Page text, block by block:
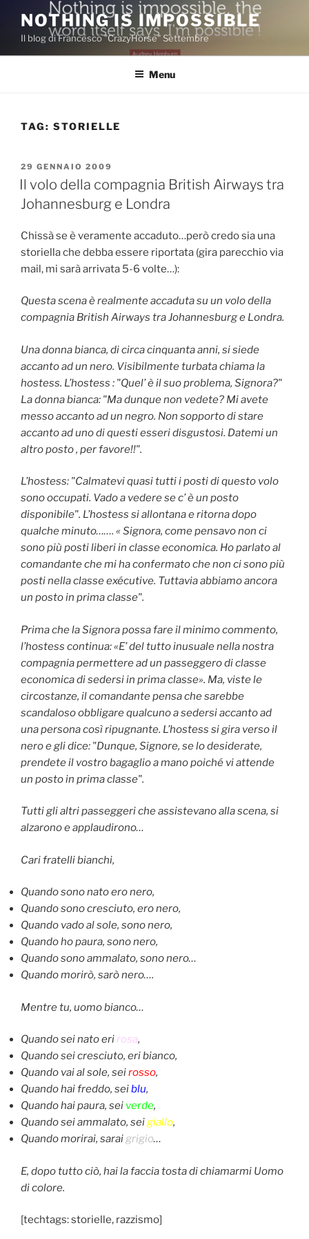
contenuto
NOTHING IS IMPOSSIBLE
Il blog di Francesco "CrazyHorse" Settembre
Menu
TAG: STORIELLE
PUBBLICATO
IL
29 GENNAIO 2009
Il volo della compagnia British Airways tra
Johannesburg e Londra
Chissà se è veramente accaduto…però credo sia una
storiella che debba essere riportata (gira parecchio via
mail, mi sarà arrivata 5-6 volte…):
Questa scena è realmente accaduta su un volo della
compagnia British Airways tra Johannesburg e Londra.
Una donna bianca, di circa cinquanta anni, si siede
accanto ad un nero. Visibilmente turbata chiama la
hostess. L’hostess : "Quel’ è il suo problema, Signora?"
La donna bianca: "Ma dunque non vedete? Mi avete
messo accanto ad un negro. Non sopporto di stare
accanto ad uno di questi esseri disgustosi. Datemi un
altro posto , per favore!!".
L’hostess: "Calmatevi quasi tutti i posti di questo volo
sono occupati. Vado a vedere se c’ è un posto
disponibile". L’hostess si allontana e ritorna dopo
qualche minuto……. « Signora, come pensavo non ci
sono più posti liberi in classe economica. Ho parlato al
comandante che mi ha confermato che non ci sono più
posti nella classe exécutive. Tuttavia abbiamo ancora
un posto in prima classe".
Prima che la Signora possa fare il minimo commento,
l’hostess continua: «E’ del tutto inusuale nella nostra
compagnia permettere ad un passeggero di classe
economica di sedersi in prima classe». Ma, viste le
circostanze, il comandante pensa che sarebbe
scandaloso obbligare qualcuno a sedersi accanto ad
una persona così ripugnante. L’hostess si gira verso il
nero e gli dice: "Dunque, Signore, se lo desiderate,
prendete il vostro bagaglio a mano poiché vi attende
un posto in prima classe".
Tutti gli altri passeggeri che assistevano alla scena, si
alzarono e applaudirono…
Cari fratelli bianchi,
Quando sono nato ero nero,
Quando sono cresciuto, ero nero,
Quando vado al sole, sono nero,
Quando ho paura, sono nero,
Quando sono ammalato, sono nero…
Quando morirò, sarò nero….
Mentre tu, uomo bianco…
Quando sei nato eri rosa,
Quando sei cresciuto, eri bianco,
Quando vai al sole, seirosso,
Quando hai freddo, seiblu,
Quando hai paura, sei verde,
Quando sei ammalato, seigiallo,
Quando morirai, saraigrigio…
E, dopo tutto ciò, hai la faccia tosta di chiamarmi Uomo
di colore.
[techtags: storielle, razzismo]